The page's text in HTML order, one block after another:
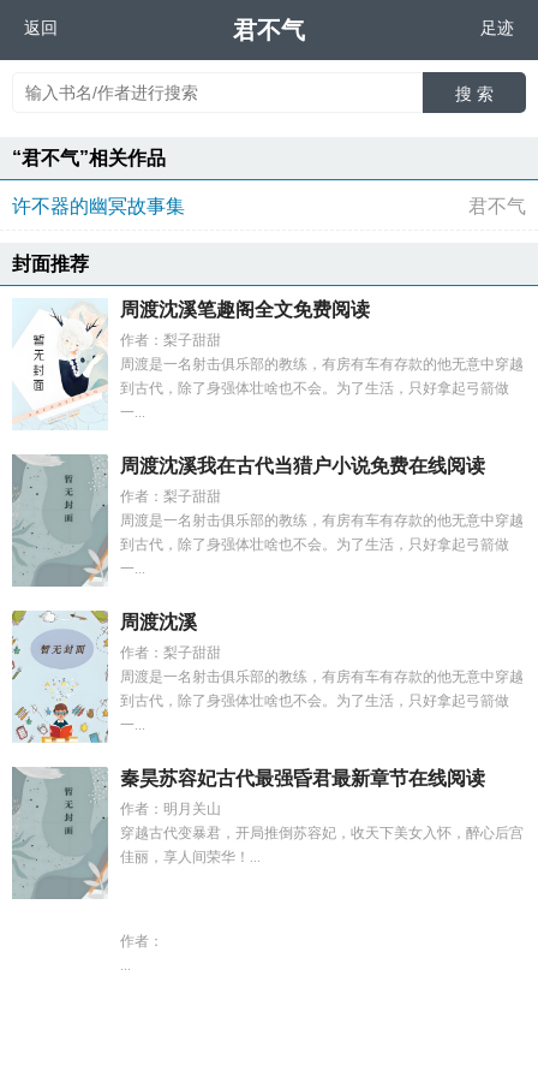
返回 君不气 足迹
搜 索
“君不气”相关作品
许不器的幽冥故事集 君不气
封面推荐
周渡沈溪笔趣阁全文免费阅读
作者：梨子甜甜
周渡是一名射击俱乐部的教练，有房有车有存款的他无意中穿越
到古代，除了身强体壮啥也不会。为了生活，只好拿起弓箭做
一...
周渡沈溪我在古代当猎户小说免费在线阅读
作者：梨子甜甜
周渡是一名射击俱乐部的教练，有房有车有存款的他无意中穿越
到古代，除了身强体壮啥也不会。为了生活，只好拿起弓箭做
一...
周渡沈溪
作者：梨子甜甜
周渡是一名射击俱乐部的教练，有房有车有存款的他无意中穿越
到古代，除了身强体壮啥也不会。为了生活，只好拿起弓箭做
一...
秦昊苏容妃古代最强昏君最新章节在线阅读
作者：明月关山
穿越古代变暴君，开局推倒苏容妃，收天下美女入怀，醉心后宫
佳丽，享人间荣华！...
作者：
...